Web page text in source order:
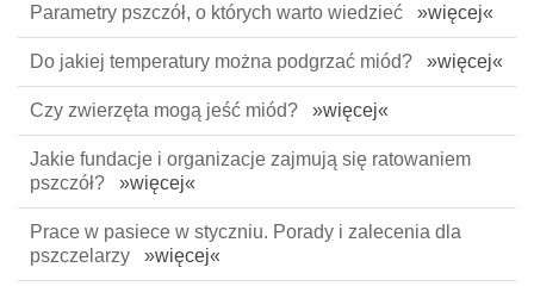
Parametry pszczół, o których warto wiedzieć »więcej«
Do jakiej temperatury można podgrzać miód? »więcej«
Czy zwierzęta mogą jeść miód? »więcej«
Jakie fundacje i organizacje zajmują się ratowaniem
pszczół? »więcej«
Prace w pasiece w styczniu. Porady i zalecenia dla
pszczelarzy »więcej«